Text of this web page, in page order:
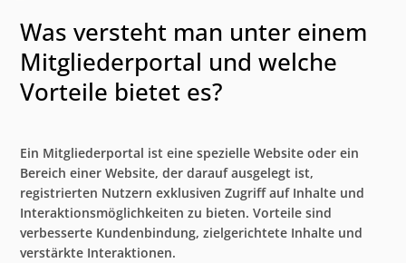
Was versteht man unter einem
Mitgliederportal und welche
Vorteile bietet es?
Ein Mitgliederportal ist eine spezielle Website oder ein
Bereich einer Website, der darauf ausgelegt ist,
registrierten Nutzern exklusiven Zugriff auf Inhalte und
Interaktionsmöglichkeiten zu bieten. Vorteile sind
verbesserte Kundenbindung, zielgerichtete Inhalte und
verstärkte Interaktionen.